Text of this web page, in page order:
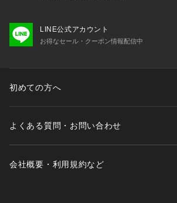
LINE公式アカウント
お得なセール・クーポン情報配信中
初めての方へ
よくある質問・お問い合わせ
会社概要・利用規約など